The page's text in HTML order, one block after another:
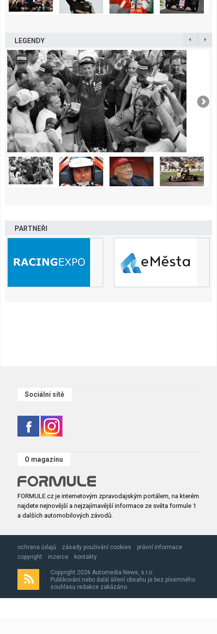
LEGENDY
PARTNEŘI
Sociální sítě
O magazínu
FORMULE.cz je internetovým zpravodajským portálem, na kterém
najdete nejnovější a nejzajímavější informace ze světa formule 1
a dalších automobilových závodů.
ochrana údajů zásady použivání cookies
právní informace
copyright
inzerce kontakty
Copyright 2026 Automedia News, s.r.o.
Publikování nebo další šíření obsahu je bez písemného
souhlasu redakce zakázáno.